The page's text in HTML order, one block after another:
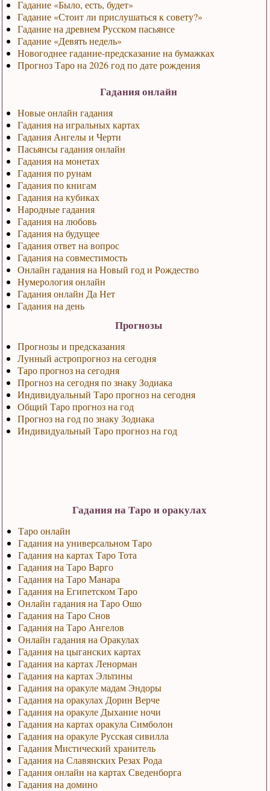
Гадание «Было, есть, будет»
Гадание «Стоит ли прислушаться к совету?»
Гадание на древнем Русском пасьянсе
Гадание «Девять недель»
Новогоднее гадание-предсказание на бумажках
Прогноз Таро на 2026 год по дате рождения
Гадания онлайн
Новые онлайн гадания
Гадания на игральных картах
Гадания Ангелы и Черти
Пасьянсы гадания онлайн
Гадания на монетах
Гадания по рунам
Гадания по книгам
Гадания на кубиках
Народные гадания
Гадания на любовь
Гадания на будущее
Гадания ответ на вопрос
Гадания на совместимость
Онлайн гадания на Новый год и Рождество
Нумерология онлайн
Гадания онлайн Да Нет
Гадания на день
Прогнозы
Прогнозы и предсказания
Лунный астропрогноз на сегодня
Таро прогноз на сегодня
Прогноз на сегодня по знаку Зодиака
Индивидуальный Таро прогноз на сегодня
Общий Таро прогноз на год
Прогноз на год по знаку Зодиака
Индивидуальный Таро прогноз на год
Гадания на Таро и оракулах
Таро онлайн
Гадания на универсальном Таро
Гадания на картах Таро Тота
Гадания на Таро Варго
Гадания на Таро Манара
Гадания на Египетском Таро
Онлайн гадания на Таро Ошо
Гадания на Таро Снов
Гадания на Таро Ангелов
Онлайн гадания на Оракулах
Гадания на цыганских картах
Гадания на картах Ленорман
Гадания на картах Эльтины
Гадания на оракуле мадам Эндоры
Гадания на оракулах Дорин Верче
Гадания на оракуле Дыхание ночи
Гадания на картах оракула Симболон
Гадания на оракуле Русская сивилла
Гадания Мистический хранитель
Гадания на Славянских Резах Рода
Гадания онлайн на картах Сведенборга
Гадания на домино